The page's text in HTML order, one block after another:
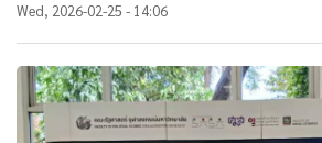
Wed, 2026-02-25 - 14:06